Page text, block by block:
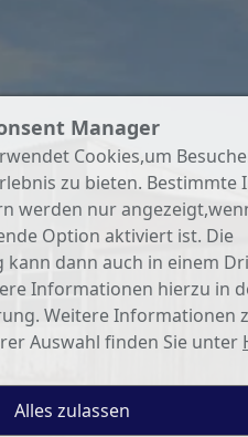
Manager
Cookies,um
zu bieten. Bestimmte
werden nur
Option aktiviert ist. Die
kann dann auch in einem
Informationen hierzu in
Weitere Informationen
Auswahl finden Sie unter